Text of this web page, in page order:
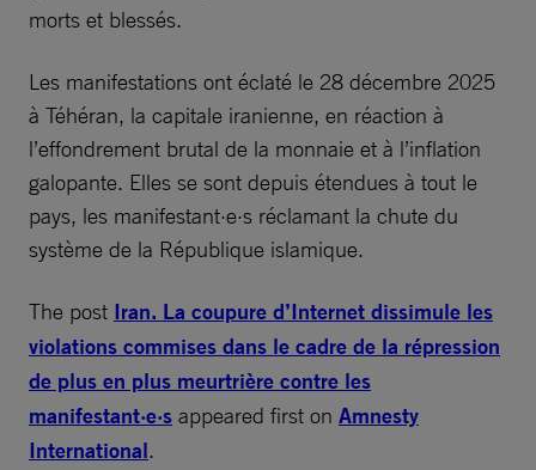
morts et blessés.
Les manifestations ont éclaté le 28 décembre 2025
à Téhéran, la capitale iranienne, en réaction à
l’effondrement brutal de la monnaie et à l’inflation
galopante. Elles se sont depuis étendues à tout le
pays, les manifestant·e·s réclamant la chute du
système de la République islamique.
The post Iran. La coupure d’Internet dissimule les
violations commises dans le cadre de la répression
de plus en plus meurtrière contre les
manifestant·e·s appeared first on Amnesty
International.